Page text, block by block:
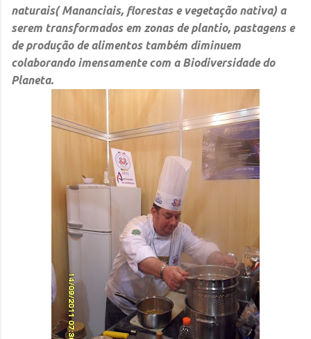
naturais( Mananciais, florestas e vegetação nativa) a
serem transformados em zonas de plantio, pastagens e
de produção de alimentos também diminuem
colaborando imensamente com a Biodiversidade do
Planeta.